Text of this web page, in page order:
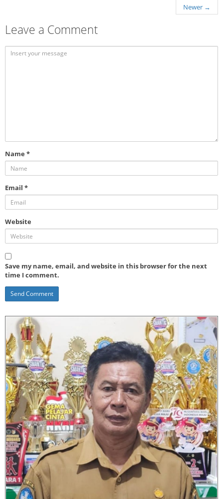
Newer →
Leave a Comment
Name *
Email *
Website
Save my name, email, and website in this browser for the next
time I comment.